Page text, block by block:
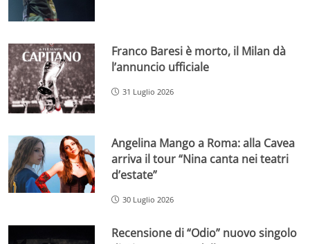
Franco Baresi è morto, il Milan dà
l’annuncio ufficiale
31 Luglio 2026
Angelina Mango a Roma: alla Cavea
arriva il tour “Nina canta nei teatri
d’estate”
30 Luglio 2026
Recensione di “Odio” nuovo singolo